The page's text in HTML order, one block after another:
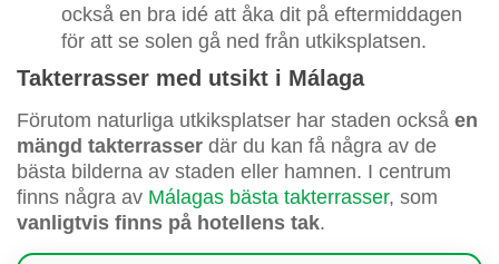
också en bra idé att åka dit på eftermiddagen
för att se solen gå ned från utkiksplatsen.
Takterrasser med utsikt i Málaga
Förutom naturliga utkiksplatser har staden också en
mängd takterrasser där du kan få några av de
bästa bilderna av staden eller hamnen. I centrum
finns några av Málagas bästa takterrasser, som
vanligtvis finns på hotellens tak.